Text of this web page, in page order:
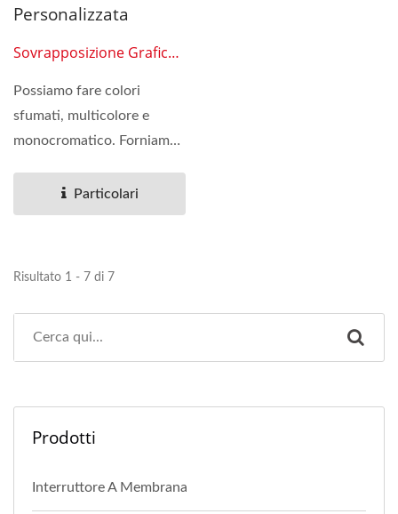
Personalizzata
Sovrapposizione Grafica
Possiamo fare colori
sfumati, multicolore e
monocromatico. Forniamo
materiali,...Particolari
Risultato 1 - 7 di 7
Prodotti
Interruttore A Membrana